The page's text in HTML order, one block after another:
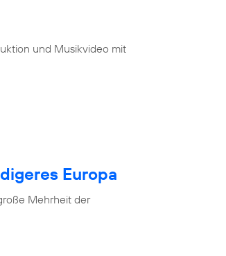
und Musikvideo mit
Europa
Mehrheit der